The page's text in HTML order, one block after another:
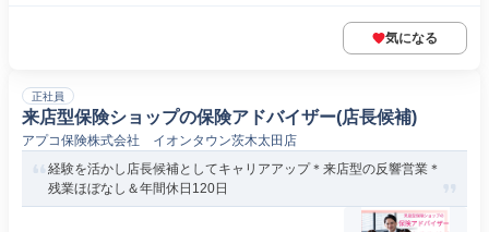
気になる
正社員
来店型保険ショップの保険アドバイザー(店長候補)
アプコ保険株式会社 イオンタウン茨木太田店
経験を活かし店長候補としてキャリアアップ＊来店型の反響営業＊
残業ほぼなし＆年間休日120日